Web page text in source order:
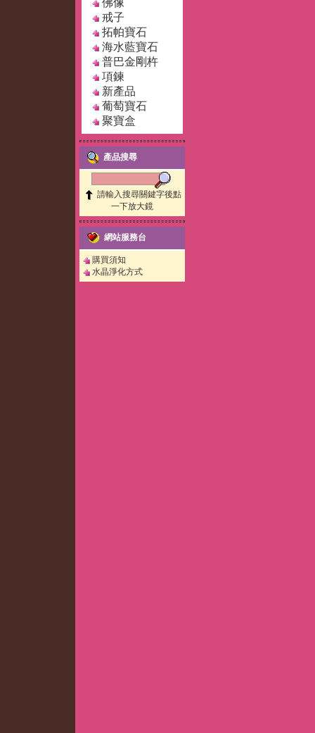
佛像
戒子
拓帕寶石
海水藍寶石
普巴金剛杵
項鍊
新產品
葡萄寶石
聚寶盒
產品搜尋
請輸入搜尋關鍵字後點
一下放大鏡
網站服務台
購買須知
水晶淨化方式